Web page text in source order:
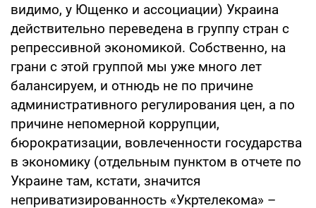
видимо, у Ющенко и ассоциации) Украина
действительно переведена в группу стран с
репрессивной экономикой. Собственно, на
грани с этой группой мы уже много лет
балансируем, и отнюдь не по причине
административного регулирования цен, а по
причине непомерной коррупции,
бюрократизации, вовлеченности государства
в экономику (отдельным пунктом в отчете по
Украине там, кстати, значится
неприватизированность «Укртелекома» –